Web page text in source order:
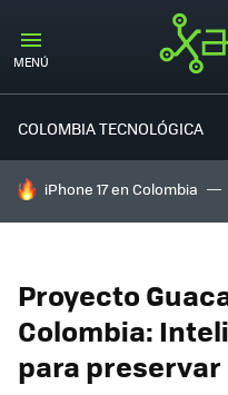
MENÚ
COLOMBIA TECNOLÓGICA
HOY SE HABLA DE
iPhone 17 en Colombia
Proyecto
Colombia:
para preservar